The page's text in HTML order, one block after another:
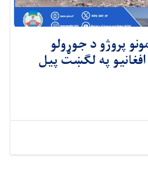
پروژو د جوړولو
۱۳‌ میلیونه افغانیو په لګښت پیل